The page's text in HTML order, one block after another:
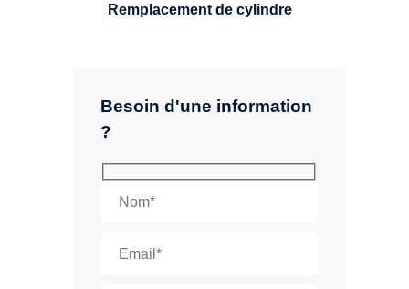
Besoin d'une information
?
Remplacement de cylindre